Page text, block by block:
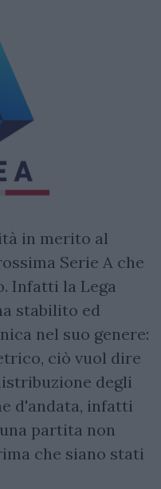
in merito al
Serie A che
Infatti la Lega
stabilito ed
nel suo genere:
ciò vuol dire
degli
d'andata, infatti
partita non
che siano stati